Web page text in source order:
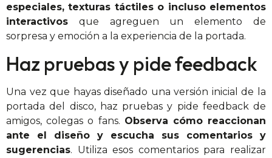
especiales, texturas táctiles o incluso elementos
interactivos que agreguen un elemento de
sorpresa y emoción a la experiencia de la portada.
Haz pruebas y pide feedback
Una vez que hayas diseñado una versión inicial de la
portada del disco, haz pruebas y pide feedback de
amigos, colegas o fans. Observa cómo reaccionan
ante el diseño y escucha sus comentarios y
sugerencias. Utiliza esos comentarios para realizar